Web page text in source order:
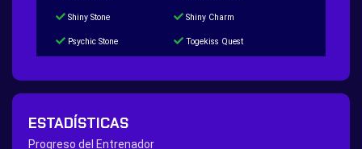
Shiny Stone Shiny Charm
Psychic Stone Togekiss Quest
200 Great Ball Quest
Hippie Outfit Quest
ESTADÍSTICAS
Progreso del Entrenador